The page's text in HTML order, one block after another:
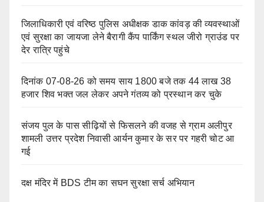
जिलाधिकारी एवं वरिष्ठ पुलिस अधीक्षक डाक कांवड़ की व्यवस्थाओं
एवं सुरक्षा का जायजा लेने बैरागी कैंप पार्किंग स्थल जीरो ग्राउंड पर
देर रात्रि पहुंचे
दिनांक 07-08-26 को समय साय 1800 बजे तक 44 लाख 38
हजार शिव भक्त जल लेकर अपने गंतव्य को प्रस्थान कर चुके
संजय पुल के पास सीढ़ियों से फिसलने की वजह से ग्राम अलीपुर
शामली उत्तर प्रदेश निवासी आर्यन कुमार के सर पर गहरी चोट आ
गई
दक्ष मंदिर में BDS टीम का सघन सुरक्षा सर्च अभियान